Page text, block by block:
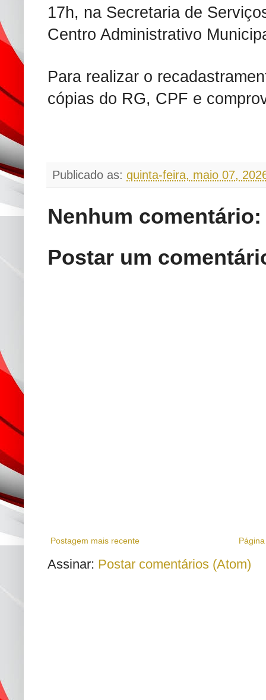
17h, na Secretaria de
Centro Administrativo
Para realizar o
cópias do RG, CPF e
Publicado as: quinta-feira, maio 07,
Nenhum comentário:
Postar um
Postagem mais recente
Assinar: Postar comentários (Atom)